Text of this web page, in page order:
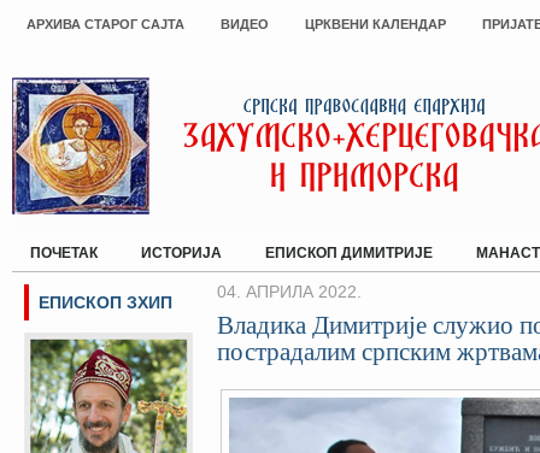
АРХИВА СТАРОГ САЈТА ВИДЕО ЦРКВЕНИ КАЛЕНДАР
ПОЧЕТАК ИСТОРИЈА ЕПИСКОП ДИМИТРИЈЕ
04. АПРИЛА 2022.
Владика Димитрије служио
пострадалим српским
ЕПИСКОП ЗХИП